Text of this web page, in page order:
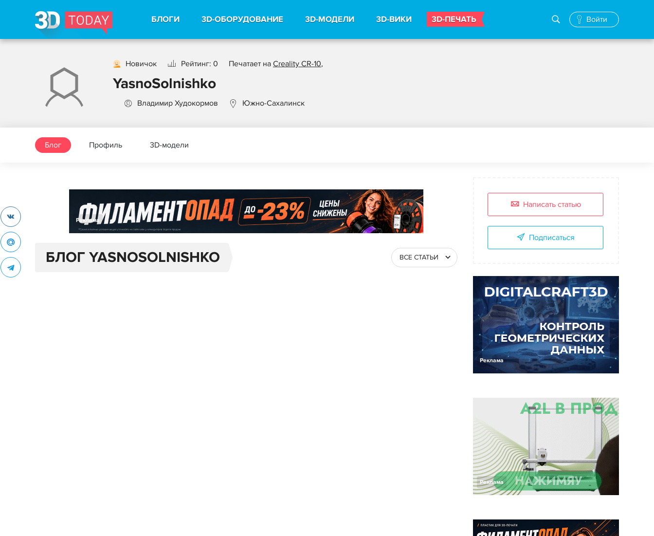
БЛОГИ 3D-ОБОРУДОВАНИЕ 3D-МОДЕЛИ 3D-ВИКИ 3D-ПЕЧАТЬ Войти
Новичок Рейтинг: 0 Печатает на Creality CR-10,
YasnoSolnishko
Владимир Худокормов Южно-Сахалинск
Блог Профиль 3D-модели
Реклама
БЛОГ YASNOSOLNISHKO ВСЕ СТАТЬИ
Написать статью
Подписаться
Реклама
Реклама